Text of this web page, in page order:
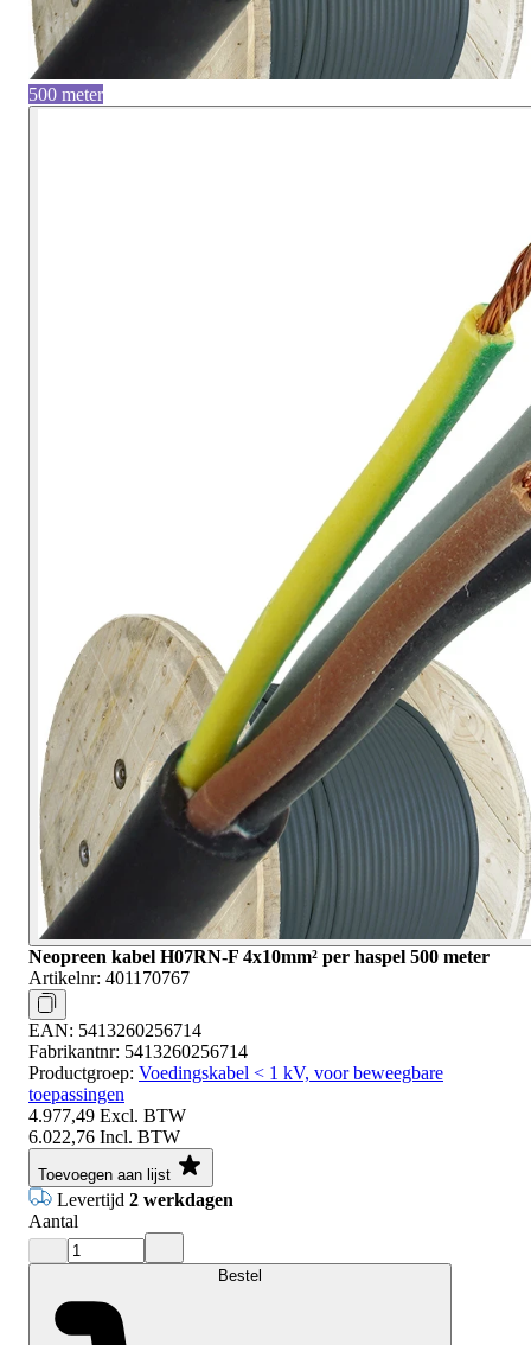
500 meter
Neopreen kabel H07RN-F 4x10mm² per haspel 500 meter
Artikelnr: 401170767
EAN: 5413260256714
Fabrikantnr: 5413260256714
Productgroep: Voedingskabel < 1 kV, voor beweegbare
toepassingen
4.977,49 Excl. BTW
6.022,76 Incl. BTW
Toevoegen aan lijst
Levertijd 2 werkdagen
Aantal
Bestel